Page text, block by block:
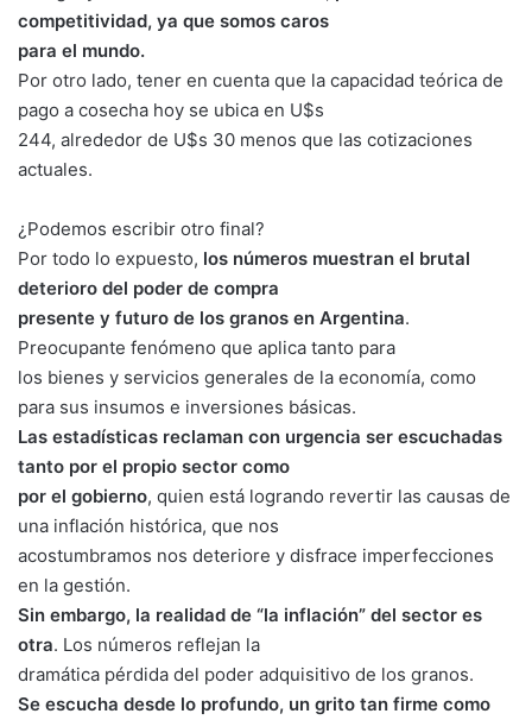
competitividad, ya que somos caros
para el mundo.
Por otro lado, tener en cuenta que la capacidad teórica de
pago a cosecha hoy se ubica en U$s
244, alrededor de U$s 30 menos que las cotizaciones
actuales.
¿Podemos escribir otro final?
Por todo lo expuesto, los números muestran el brutal
deterioro del poder de compra
presente y futuro de los granos en Argentina.
Preocupante fenómeno que aplica tanto para
los bienes y servicios generales de la economía, como
para sus insumos e inversiones básicas.
Las estadísticas reclaman con urgencia ser escuchadas
tanto por el propio sector como
por el gobierno, quien está logrando revertir las causas de
una inflación histórica, que nos
acostumbramos nos deteriore y disfrace imperfecciones
en la gestión.
Sin embargo, la realidad de “la inflación” del sector es
otra. Los números reflejan la
dramática pérdida del poder adquisitivo de los granos.
Se escucha desde lo profundo, un grito tan firme como